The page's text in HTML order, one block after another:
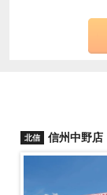
北信 信州中野店